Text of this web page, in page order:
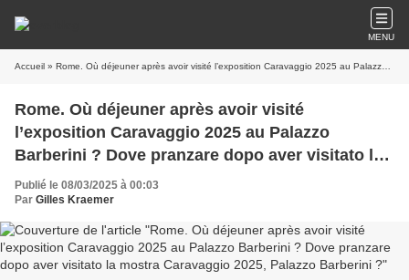
MENU
Accueil » Rome. Où déjeuner après avoir visité l’exposition Caravaggio 2025 au Palazzo Barberini ? Dove pranzare dopo aver visitato la mostra Caravaggio 2025, Palazzo Barberini ?
Rome. Où déjeuner après avoir visité
l’exposition Caravaggio 2025 au Palazzo
Barberini ? Dove pranzare dopo aver visitato la
mostra Caravaggio 2025, Palazzo Barberini ?
Publié le 08/03/2025 à 00:03
Par Gilles Kraemer